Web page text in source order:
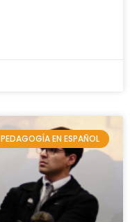
PEDAGOGÍA EN ESPAÑOL